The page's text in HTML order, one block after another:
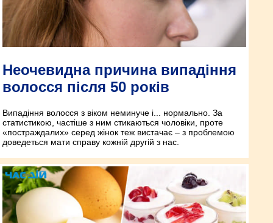
Неочевидна причина випадіння
волосся після 50 років
Випадіння волосся з віком неминуче і... нормально. За
статистикою, частіше з ним стикаються чоловіки, проте
«постраждалих» серед жінок теж вистачає – з проблемою
доведеться мати справу кожній другій з нас.